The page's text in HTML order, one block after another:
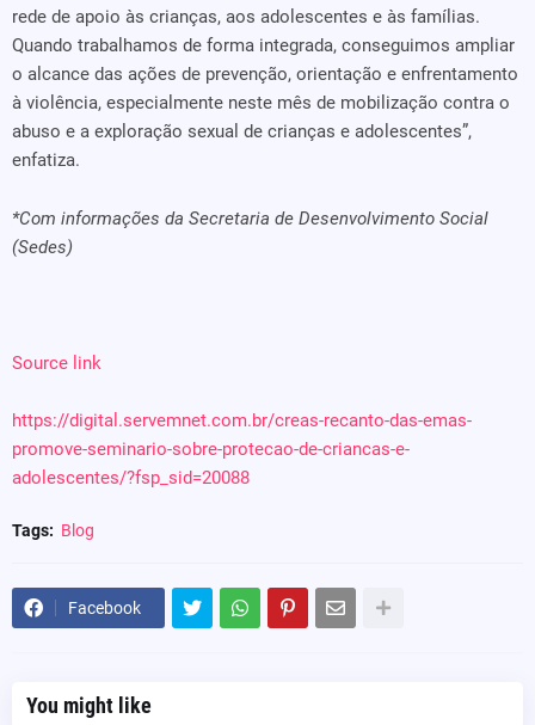
rede de apoio às crianças, aos adolescentes e às famílias.
Quando trabalhamos de forma integrada, conseguimos ampliar
o alcance das ações de prevenção, orientação e enfrentamento
à violência, especialmente neste mês de mobilização contra o
abuso e a exploração sexual de crianças e adolescentes”,
enfatiza.
*Com informações da Secretaria de Desenvolvimento Social
(Sedes)
Source link
https://digital.servemnet.com.br/creas-recanto-das-emas-
promove-seminario-sobre-protecao-de-criancas-e-
adolescentes/?fsp_sid=20088
Tags: Blog
Facebook
You might like